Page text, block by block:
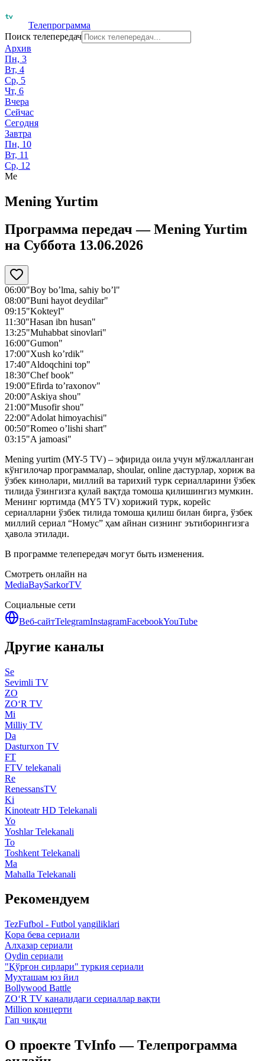
Телепрограмма
Поиск телепередач
Архив
Пн, 3
Вт, 4
Ср, 5
Чт, 6
Вчера
Сейчас
Сегодня
Завтра
Пн, 10
Вт, 11
Ср, 12
Me
Mening Yurtim
Программа передач —Mening Yurtim
на Суббота 13.06.2026
06:00"Boy bo’lma, sahiy bo’l"
08:00"Buni hayot deydilar"
09:15"Kokteyl"
11:30"Hasan ibn husan"
13:25"Muhabbat sinovlari"
16:00"Gumon"
17:00"Xush ko’rdik"
17:40"Aldoqchini top"
18:30"Chef book"
19:00"Efirda to’raxonov"
20:00"Askiya shou"
21:00"Musofir shou"
22:00"Adolat himoyachisi"
00:50"Romeo o’lishi shart"
03:15"A jamoasi"
Mening yurtim (MY-5 TV) – эфирида оила учун мўлжалланган
кўнгилочар программалар, shoular, online дастурлар, хориж ва
ўзбек кинолари, миллий ва тарихий турк сериалларини ўзбек
тилида ўзингизга қулай вақтда томоша қилишингиз мумкин.
Менинг юртимда (MY5 TV) хорижий турк, корейс
сериалларни ўзбек тилида томоша қилиш билан бирга, ўзбек
миллий сериал “Номус” ҳам айнан сизнинг эътиборингизга
ҳавола этилади.
В программе телепередач могут быть изменения.
Смотреть онлайн на
MediaBaySarkorTV
Социальные сети
Веб-сайтTelegramInstagramFacebookYouTube
Другие каналы
Se
Sevimli TV
ZO
ZO‘R TV
Mi
Milliy TV
Da
Dasturxon TV
FT
FTV telekanali
Re
RenessansTV
Ki
Kinoteatr HD Telekanali
Yo
Yoshlar Telekanali
To
Toshkent Telekanali
Ma
Mahalla Telekanali
Рекомендуем
TezFufbol - Futbol yangiliklari
Қора бева сериали
Алҳазар сериали
Oydin сериали
"Қўрғон сирлари" туркия сериали
Муҳташам юз йил
Bollywood Battle
ZO‘R TV каналидаги сериаллар вақти
Million концерти
Гап чиқди
О проекте TvInfo — Телепрограмма